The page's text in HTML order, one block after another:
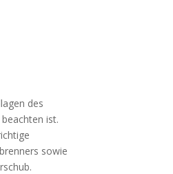
des
ist.
sowie